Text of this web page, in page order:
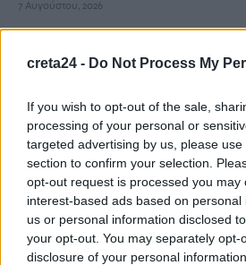
creta24 - Do Not Process My
If you wish to opt-out of the sale,
processing of your personal or
targeted advertising by us, please
section to confirm your selection.
opt-out request is processed you may
interest-based ads based on
us or personal information disclosed
your opt-out. You may separately opt-
disclosure of your personal
7 Αυγούστου, 2026
Ηράκλειο: Τα οικονομικά ανοίγματα
7 Αυγούστου, 2026
Μακελειό με 8 νεκρούς στην
αρχικά τον παππού και τη γιαγιά του
7 Αυγούστου, 2026